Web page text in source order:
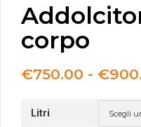
corpo
€750.00 - €
Litri